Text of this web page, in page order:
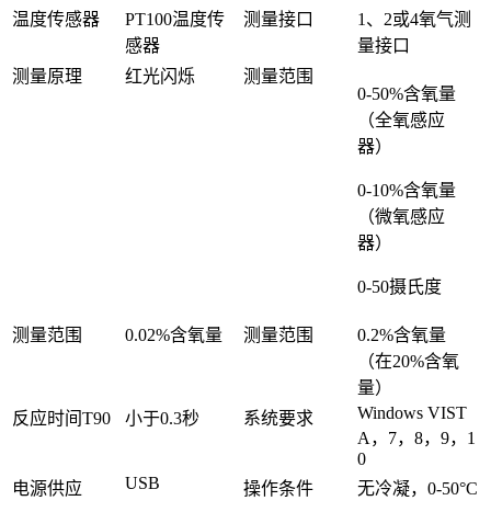
温度传感器
PT100温度传
感器
测量接口
1、2或4氧气测
量接口
测量原理
红光闪烁
测量范围
0-50%含氧量
（全氧感应
器）
0-10%含氧量
（微氧感应
器）
0-50摄氏度
测量范围 0.02%含氧量 测量范围
0.2%含氧量
（在20%含氧
量）
反应时间T90
小于0.3秒 系统要求
Windows VIST
A，7，8，9，1
0
电源供应
USB 操作条件 无冷凝，0-50°C